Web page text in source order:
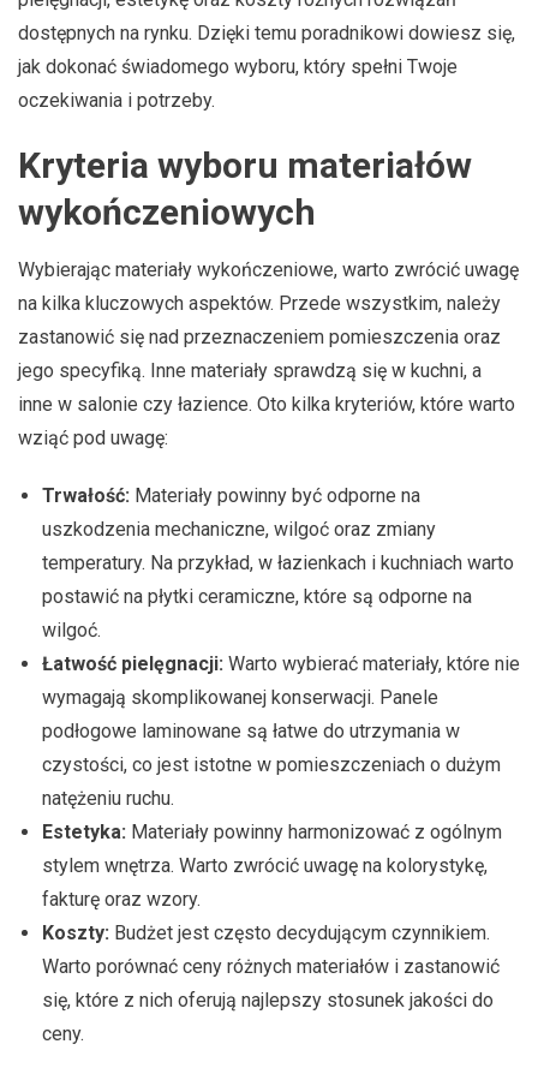
dostępnych na rynku. Dzięki temu poradnikowi dowiesz się,
jak dokonać świadomego wyboru, który spełni Twoje
oczekiwania i potrzeby.
Kryteria wyboru materiałów
wykończeniowych
Wybierając materiały wykończeniowe, warto zwrócić uwagę
na kilka kluczowych aspektów. Przede wszystkim, należy
zastanowić się nad przeznaczeniem pomieszczenia oraz
jego specyfiką. Inne materiały sprawdzą się w kuchni, a
inne w salonie czy łazience. Oto kilka kryteriów, które warto
wziąć pod uwagę:
Trwałość: Materiały powinny być odporne na
uszkodzenia mechaniczne, wilgoć oraz zmiany
temperatury. Na przykład, w łazienkach i kuchniach warto
postawić na płytki ceramiczne, które są odporne na
wilgoć.
Łatwość pielęgnacji: Warto wybierać materiały, które nie
wymagają skomplikowanej konserwacji. Panele
podłogowe laminowane są łatwe do utrzymania w
czystości, co jest istotne w pomieszczeniach o dużym
natężeniu ruchu.
Estetyka: Materiały powinny harmonizować z ogólnym
stylem wnętrza. Warto zwrócić uwagę na kolorystykę,
fakturę oraz wzory.
Koszty: Budżet jest często decydującym czynnikiem.
Warto porównać ceny różnych materiałów i zastanowić
się, które z nich oferują najlepszy stosunek jakości do
ceny.